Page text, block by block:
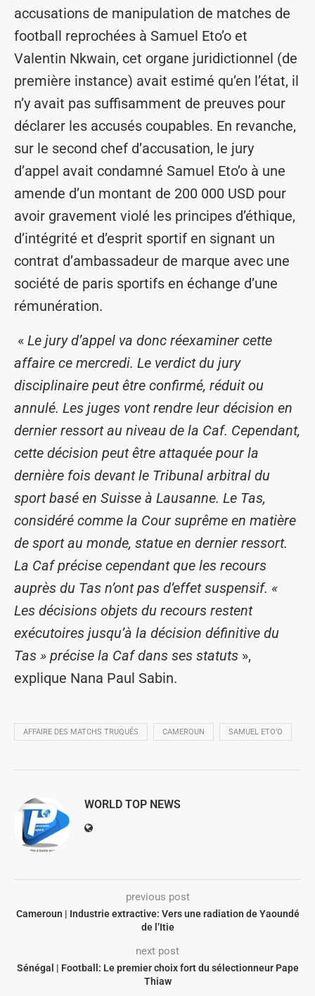
accusations de manipulation de matches de
football reprochées à Samuel Eto’o et
Valentin Nkwain, cet organe juridictionnel (de
première instance) avait estimé qu’en l’état, il
n’y avait pas suffisamment de preuves pour
déclarer les accusés coupables. En revanche,
sur le second chef d’accusation, le jury
d’appel avait condamné Samuel Eto’o à une
amende d’un montant de 200 000 USD pour
avoir gravement violé les principes d’éthique,
d’intégrité et d’esprit sportif en signant un
contrat d’ambassadeur de marque avec une
société de paris sportifs en échange d’une
rémunération.
« Le jury d’appel va donc réexaminer cette
affaire ce mercredi. Le verdict du jury
disciplinaire peut être confirmé, réduit ou
annulé. Les juges vont rendre leur décision en
dernier ressort au niveau de la Caf. Cependant,
cette décision peut être attaquée pour la
dernière fois devant le Tribunal arbitral du
sport basé en Suisse à Lausanne. Le Tas,
considéré comme la Cour suprême en matière
de sport au monde, statue en dernier ressort.
La Caf précise cependant que les recours
auprès du Tas n’ont pas d’effet suspensif. «
Les décisions objets du recours restent
exécutoires jusqu’à la décision définitive du
Tas » précise la Caf dans ses statuts »,
explique Nana Paul Sabin.
AFFAIRE DES MATCHS TRUQUÉS CAMEROUN SAMUEL ETO’O
WORLD TOP NEWS
previous post
Cameroun | Industrie extractive: Vers une radiation de Yaoundé
de l’Itie
next post
Sénégal | Football: Le premier choix fort du sélectionneur Pape
Thiaw